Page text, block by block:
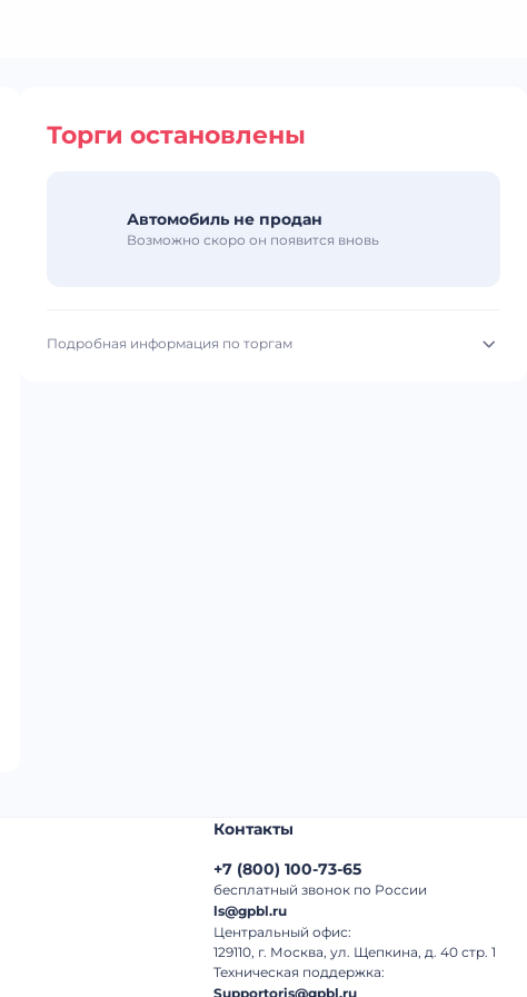
Торги остановлены
Автомобиль не продан
Возможно скоро он появится вновь
Подробная информация по торгам
Контакты
+7 (800) 100-73-65
бесплатный звонок по России
ls@gpbl.ru
Центральный офис:
129110, г. Москва, ул. Щепкина, д. 40 стр. 1
Техническая поддержка:
Supportoris@gpbl.ru